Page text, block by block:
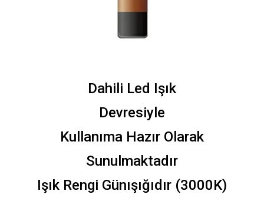
Dahili Led Işık
Devresiyle
Kullanıma Hazır Olarak
Sunulmaktadır
Işık Rengi Günışığıdır (3000K)